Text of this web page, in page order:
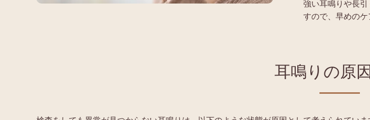
強い耳鳴りや長
すので、早めのケ
耳鳴りの原